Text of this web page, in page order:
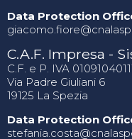
Data Protection
C.A.F. Impresa -
C.F. e P. IVA
Via Padre Giuliani 6
19125 La Spezia
Data Protection